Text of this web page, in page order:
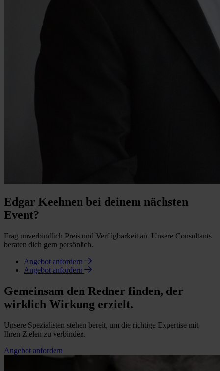
Edgar Keehnen bei deinem nächsten
Event?
Frag unverbindlich Preis und Verfügbarkeit an. Unsere Consultants
beraten dich gern persönlich.
Angebot anfordern
Angebot anfordern
Gemeinsam den Redner finden, der
wirklich Wirkung erzielt.
Unsere Spezialisten stehen bereit, um die richtige Expertise mit
Ihren Zielen zu verbinden.
Angebot anfordern